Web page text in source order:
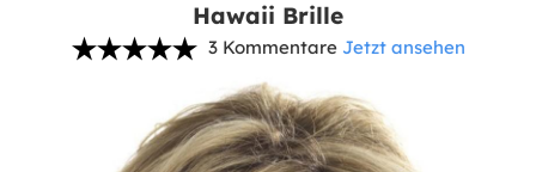
Hawaii Brille
3 Kommentare Jetzt ansehen